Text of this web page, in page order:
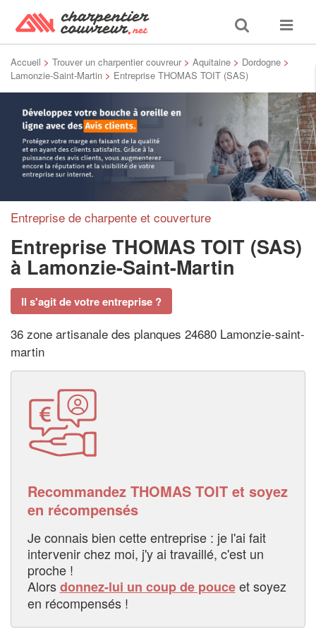
Toggle
search
Toggle
Accueil > Trouver un charpentier couvreur > Aquitaine > Dordogne >
Lamonzie-Saint-Martin > Entreprise THOMAS TOIT (SAS)
Entreprise de charpente et couverture
Entreprise THOMAS TOIT (SAS)
à Lamonzie-Saint-Martin
Il s'agit de votre entreprise ?
36 zone artisanale des planques 24680 Lamonzie-saint-
martin
Recommandez THOMAS TOIT et soyez
en récompensés
Je connais bien cette entreprise : je l'ai fait
intervenir chez moi, j'y ai travaillé, c'est un
proche !
Alorsdonnez-lui un coup de pouceet soyez
en récompensés !